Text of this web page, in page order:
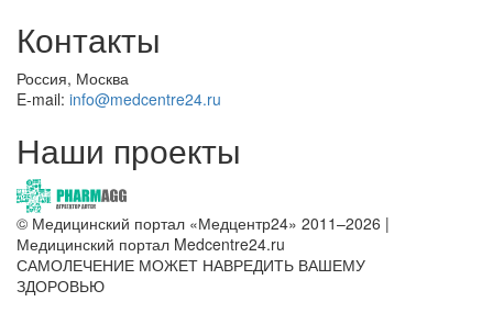
Контакты
Россия, Москва
E-mail: info@medcentre24.ru
Наши проекты
© Медицинский портал «Медцентр24» 2011–2026 |
Медицинский портал Medcentre24.ru
САМОЛЕЧЕНИЕ МОЖЕТ НАВРЕДИТЬ ВАШЕМУ
ЗДОРОВЬЮ